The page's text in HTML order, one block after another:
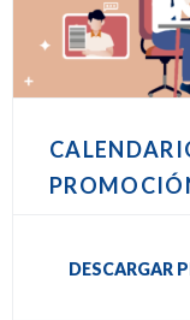
DESCARGAR